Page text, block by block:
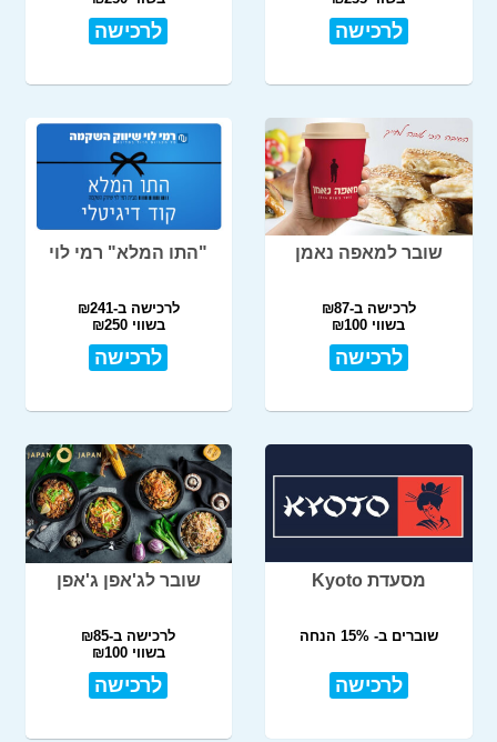
לרכישה לרכישה
שובר למאפה נאמן
לרכישה ב-₪87
בשווי ₪100
לרכישה
"התו המלא" רמי לוי
לרכישה ב-₪241
בשווי ₪250
לרכישה
מסעדת Kyoto
שוברים ב- 15% הנחה
לרכישה
שובר לג'אפן ג'אפן
לרכישה ב-₪85
בשווי ₪100
לרכישה